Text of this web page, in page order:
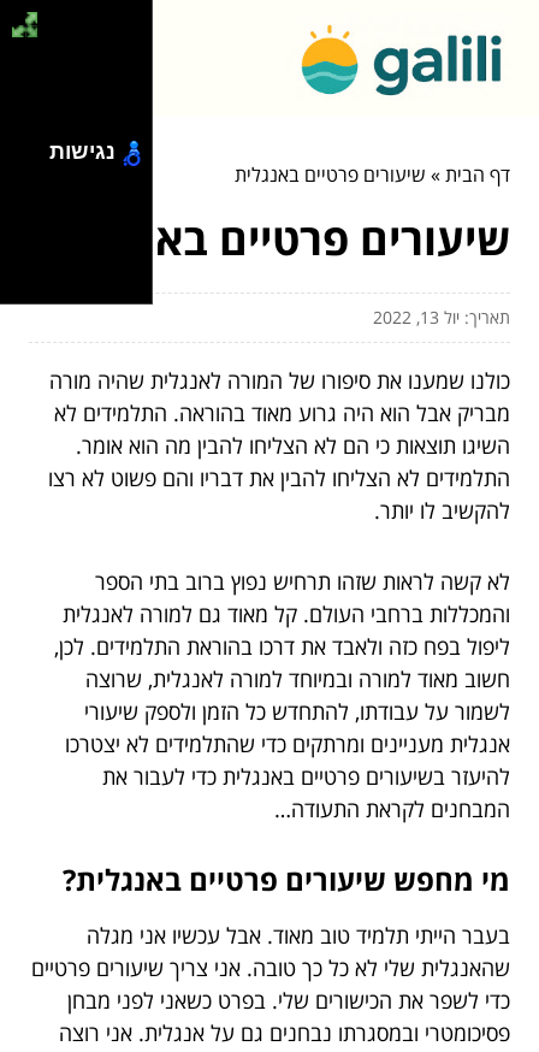
דף הבית» שיעורים פרטיים באנגלית
שיעורים פרטיים באנגלית
תאריך: יול 13, 2022
כולנו שמענו את סיפורו של המורה לאנגלית שהיה מורה
מבריק אבל הוא היה גרוע מאוד בהוראה. התלמידים לא
השיגו תוצאות כי הם לא הצליחו להבין מה הוא אומר.
התלמידים לא הצליחו להבין את דבריו והם פשוט לא רצו
להקשיב לו יותר.
לא קשה לראות שזהו תרחיש נפוץ ברוב בתי הספר
והמכללות ברחבי העולם. קל מאוד גם למורה לאנגלית
ליפול בפח כזה ולאבד את דרכו בהוראת התלמידים. לכן,
חשוב מאוד למורה ובמיוחד למורה לאנגלית, שרוצה
לשמור על עבודתו, להתחדש כל הזמן ולספק שיעורי
אנגלית מעניינים ומרתקים כדי שהתלמידים לא יצטרכו
להיעזר בשיעורים פרטיים באנגלית כדי לעבור את
המבחנים לקראת התעודה…
מי מחפש שיעורים פרטיים באנגלית?
בעבר הייתי תלמיד טוב מאוד. אבל עכשיו אני מגלה
שהאנגלית שלי לא כל כך טובה. אני צריך שיעורים פרטיים
כדי לשפר את הכישורים שלי. בפרט כשאני לפני מבחן
פסיכומטרי ובמסגרתו נבחנים גם על אנגלית. אני רוצה
נגישות